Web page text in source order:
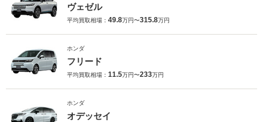
ヴェゼル
平均買取相場： 49.8万円〜315.8万円
ホンダ
フリード
平均買取相場： 11.5万円〜233万円
ホンダ
オデッセイ